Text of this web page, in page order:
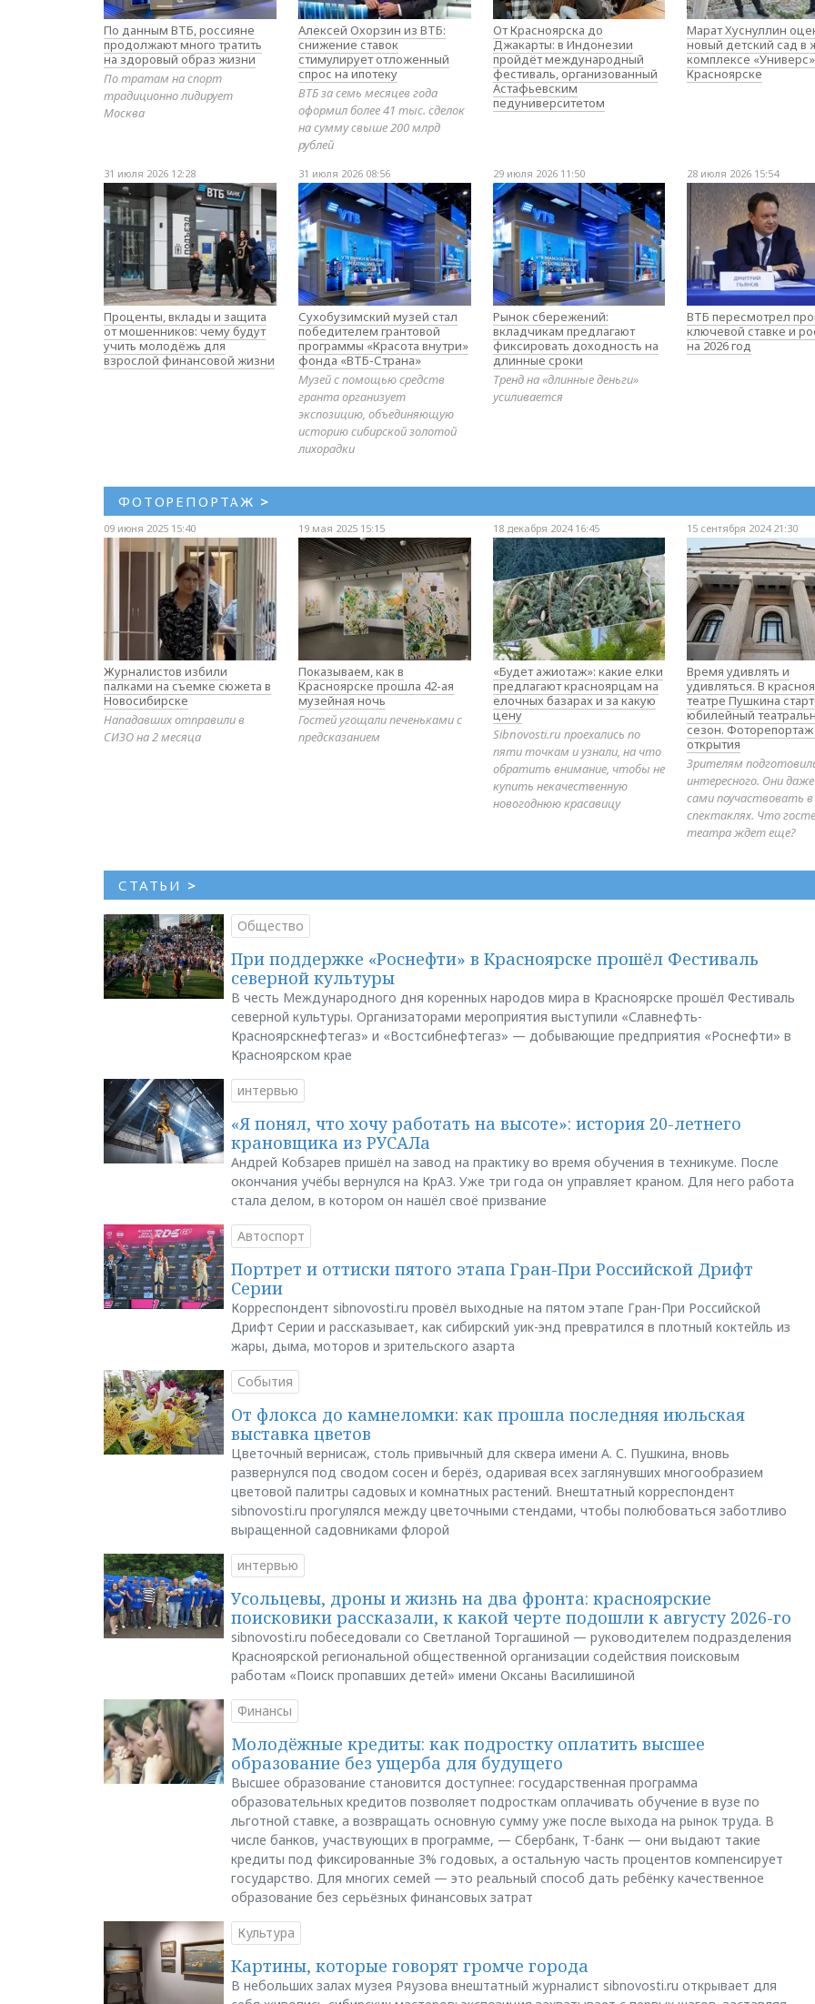
По данным ВТБ, россияне
продолжают много тратить
на здоровый образ жизни
По тратам на спорт
традиционно лидирует
Москва
Алексей Охорзин из ВТБ:
снижение ставок
стимулирует отложенный
спрос на ипотеку
ВТБ за семь месяцев года
оформил более 41 тыс. сделок
на сумму свыше 200 млрд
рублей
От Красноярска до
Джакарты: в Индонезии
пройдёт международный
фестиваль, организованный
Астафьевским
педуниверситетом
Марат Хуснуллин
новый детский сад в
комплексе
Красноярске
31 июля 2026 12:28
Проценты, вклады и защита
от мошенников: чему будут
учить молодёжь для
взрослой финансовой жизни
31 июля 2026 08:56
Сухобузимский музей стал
победителем грантовой
программы «Красота внутри»
фонда «ВТБ-Страна»
Музей с помощью средств
гранта организует
экспозицию, объединяющую
историю сибирской золотой
лихорадки
29 июля 2026 11:50
Рынок сбережений:
вкладчикам предлагают
фиксировать доходность на
длинные сроки
Тренд на «длинные деньги»
усиливается
28 июля 2026 15:54
ВТБ пересмотрел
ключевой ставке и
на 2026 год
ФОТОРЕПОРТАЖ >
09 июня 2025 15:40
Журналистов избили
палками на съемке сюжета в
Новосибирске
Нападавших отправили в
СИЗО на 2 месяца
19 мая 2025 15:15
Показываем, как в
Красноярске прошла 42-ая
музейная ночь
Гостей угощали печеньками с
предсказанием
18 декабря 2024 16:45
«Будет ажиотаж»: какие елки
предлагают красноярцам на
елочных базарах и за какую
цену
Sibnovosti.ru проехались по
пяти точкам и узнали, на что
обратить внимание, чтобы не
купить некачественную
новогоднюю красавицу
15 сентября 2024 21:30
Время удивлять и
удивляться. В
театре Пушкина
юбилейный
сезон. Фоторепортаж
открытия
Зрителям
интересного. Они
сами поучаствовать в
спектаклях. Что
театра ждет еще?
СТАТЬИ >
Общество
При поддержке «Роснефти» в Красноярске прошёл Фестиваль
северной культуры
В честь Международного дня коренных народов мира в Красноярске прошёл Фестиваль
северной культуры. Организаторами мероприятия выступили «Славнефть-
Красноярскнефтегаз» и «Востсибнефтегаз» — добывающие предприятия «Роснефти» в
Красноярском крае
интервью
«Я понял, что хочу работать на высоте»: история 20-летнего
крановщика из РУСАЛа
Андрей Кобзарев пришёл на завод на практику во время обучения в техникуме. После
окончания учёбы вернулся на КрАЗ. Уже три года он управляет краном. Для него работа
стала делом, в котором он нашёл своё призвание
Автоспорт
Портрет и оттиски пятого этапа Гран-При Российской Дрифт
Серии
Корреспондент sibnovosti.ru провёл выходные на пятом этапе Гран-При Российской
Дрифт Серии и рассказывает, как сибирский уик-энд превратился в плотный коктейль из
жары, дыма, моторов и зрительского азарта
События
От флокса до камнеломки: как прошла последняя июльская
выставка цветов
Цветочный вернисаж, столь привычный для сквера имени А. С. Пушкина, вновь
развернулся под сводом сосен и берёз, одаривая всех заглянувших многообразием
цветовой палитры садовых и комнатных растений. Внештатный корреспондент
sibnovosti.ru прогулялся между цветочными стендами, чтобы полюбоваться заботливо
выращенной садовниками флорой
интервью
Усольцевы, дроны и жизнь на два фронта: красноярские
поисковики рассказали, к какой черте подошли к августу 2026-го
sibnovosti.ru побеседовали со Светланой Торгашиной — руководителем подразделения
Красноярской региональной общественной организации содействия поисковым
работам «Поиск пропавших детей» имени Оксаны Василишиной
Финансы
Молодёжные кредиты: как подростку оплатить высшее
образование без ущерба для будущего
Высшее образование становится доступнее: государственная программа
образовательных кредитов позволяет подросткам оплачивать обучение в вузе по
льготной ставке, а возвращать основную сумму уже после выхода на рынок труда. В
числе банков, участвующих в программе, — Сбербанк, Т-банк — они выдают такие
кредиты под фиксированные 3% годовых, а остальную часть процентов компенсирует
государство. Для многих семей — это реальный способ дать ребёнку качественное
образование без серьёзных финансовых затрат
Культура
Картины, которые говорят громче города
В небольших залах музея Ряузова внештатный журналист sibnovosti.ru открывает для